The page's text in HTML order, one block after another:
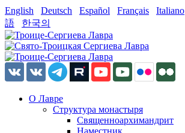
English Deutsch Español Français Italiano
語
한국의
О Лавре
Структура монастыря
Священноархимандрит
Наместник